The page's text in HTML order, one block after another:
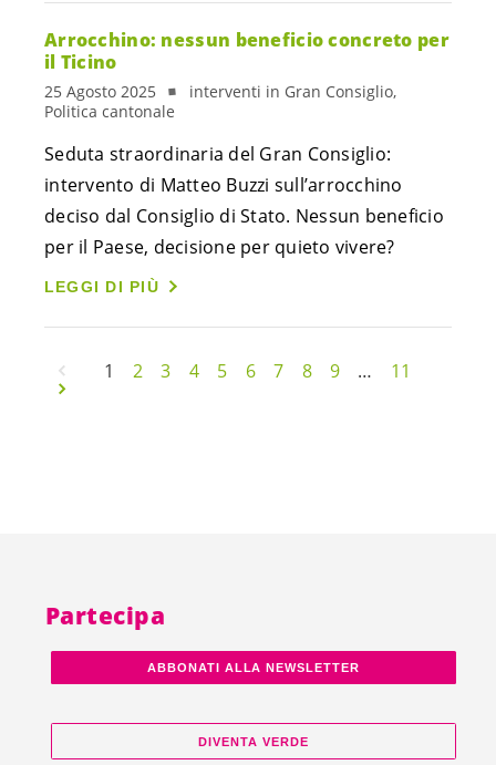
Arrocchino: nessun beneficio concreto per
il Ticino
25 Agosto 2025
interventi in Gran Consiglio,
Politica cantonale
Seduta straordinaria del Gran Consiglio:
intervento di Matteo Buzzi sull’arrocchino
deciso dal Consiglio di Stato. Nessun beneficio
per il Paese, decisione per quieto vivere?
LEGGI DI PIÙ
1 2 3 4 5 6 7 8 9 … 11
Partecipa
ABBONATI ALLA NEWSLETTER
DIVENTA VERDE